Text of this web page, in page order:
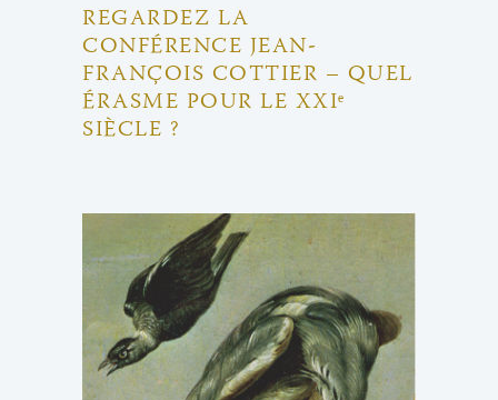
REGARDEZ LA
CONFÉRENCE JEAN-
FRANÇOIS COTTIER – QUEL
ÉRASME POUR LE XXIᵉ
SIÈCLE ?